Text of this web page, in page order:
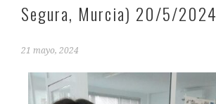
Segura, Murcia) 20/5/2024
21 mayo, 2024